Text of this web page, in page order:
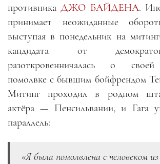
противникаДЖО БАЙДЕНА.
принимает неожиданные
выступая в понедельник на
кандидата от
разоткровенничалась о своей
помолвке с бывшим бойфрендом
Митинг проходил в родном
актёра — Пенсильвании, и Гага
параллель:
«Я была помолвлена с человеком